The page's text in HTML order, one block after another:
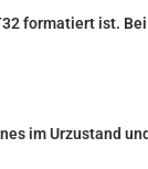
formatiert ist.
im Urzustand